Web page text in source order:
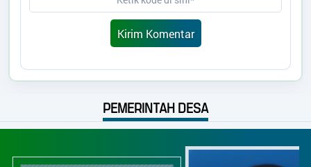
PEMERINTAH DESA